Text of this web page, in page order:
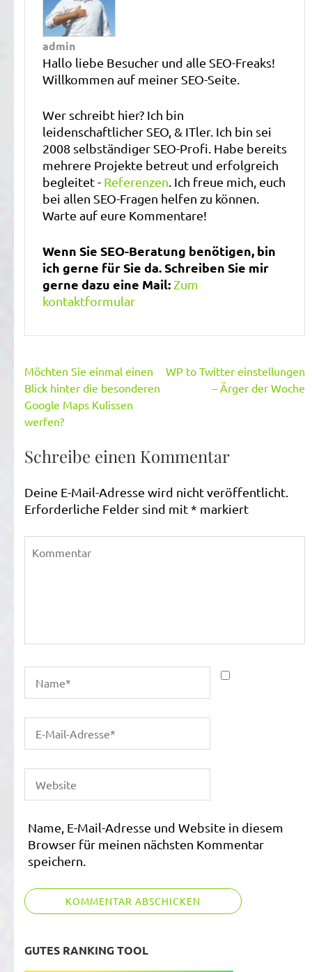
admin
Hallo liebe Besucher und alle SEO-Freaks!
Willkommen auf meiner SEO-Seite.
Wer schreibt hier? Ich bin
leidenschaftlicher SEO, & ITler. Ich bin sei
2008 selbständiger SEO-Profi. Habe bereits
mehrere Projekte betreut und erfolgreich
begleitet - Referenzen . Ich freue mich, euch
bei allen SEO-Fragen helfen zu können.
Warte auf eure Kommentare!
Wenn Sie SEO-Beratung benötigen, bin
ich gerne für Sie da. Schreiben Sie mir
gerne dazu eine Mail: Zum
kontaktformular
Beitragsnavigation
Möchten Sie einmal einen
Blick hinter die besonderen
Google Maps Kulissen
werfen?
WP to Twitter einstellungen
– Ärger der Woche
Schreibe einen Kommentar
Deine E-Mail-Adresse wird nicht veröffentlicht.
Erforderliche Felder sind mit* markiert
Name, E-Mail-Adresse und Website in diesem
Browser für meinen nächsten Kommentar
speichern.
GUTES RANKING TOOL